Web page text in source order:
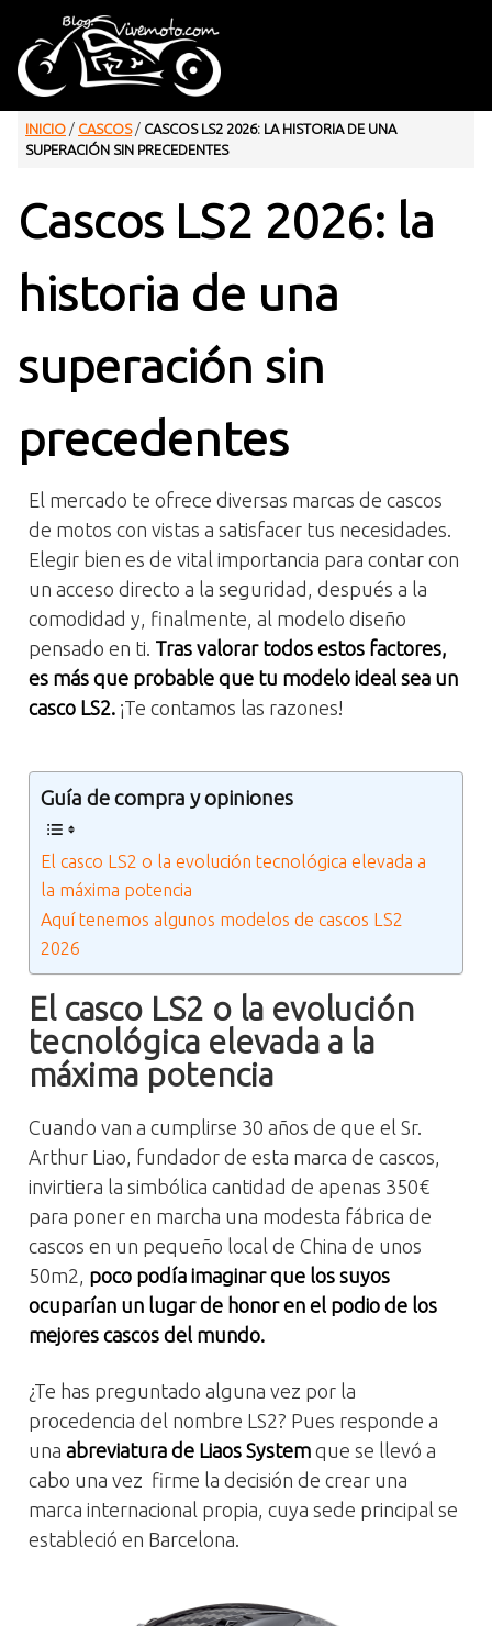
INICIO / CASCOS/ CASCOS LS2 2026: LA HISTORIA DE UNA
SUPERACIÓN SIN PRECEDENTES
Cascos LS2 2026: la
historia de una
superación sin
precedentes
El mercado te ofrece diversas marcas de cascos
de motos con vistas a satisfacer tus necesidades.
Elegir bien es de vital importancia para contar con
un acceso directo a la seguridad, después a la
comodidad y, finalmente, al modelo diseño
pensado en ti. Tras valorar todos estos factores,
es más que probable que tu modelo ideal sea un
casco LS2. ¡Te contamos las razones!
Guía de compra y opiniones
El casco LS2 o la evolución tecnológica elevada a
la máxima potencia
Aquí tenemos algunos modelos de cascos LS2
2026
El casco LS2 o la evolución
tecnológica elevada a la
máxima potencia
Cuando van a cumplirse 30 años de que el Sr.
Arthur Liao, fundador de esta marca de cascos,
invirtiera la simbólica cantidad de apenas 350€
para poner en marcha una modesta fábrica de
cascos en un pequeño local de China de unos
50m2, poco podía imaginar que los suyos
ocuparían un lugar de honor en el podio de los
mejores cascos del mundo.
¿Te has preguntado alguna vez por la
procedencia del nombre LS2? Pues responde a
una abreviatura de Liaos System que se llevó a
cabo una vez firme la decisión de crear una
marca internacional propia, cuya sede principal se
estableció en Barcelona.